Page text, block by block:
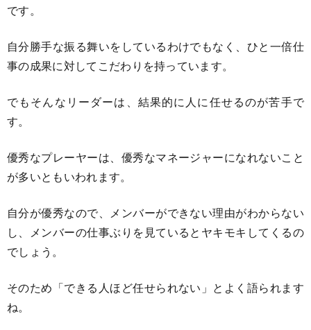
です。
自分勝手な振る舞いをしているわけでもなく、ひと一倍仕
事の成果に対してこだわりを持っています。
でもそんなリーダーは、結果的に人に任せるのが苦手で
す。
優秀なプレーヤーは、優秀なマネージャーになれないこと
が多いともいわれます。
自分が優秀なので、メンバーができない理由がわからない
し、メンバーの仕事ぶりを見ているとヤキモキしてくるの
でしょう。
そのため「できる人ほど任せられない」とよく語られます
ね。